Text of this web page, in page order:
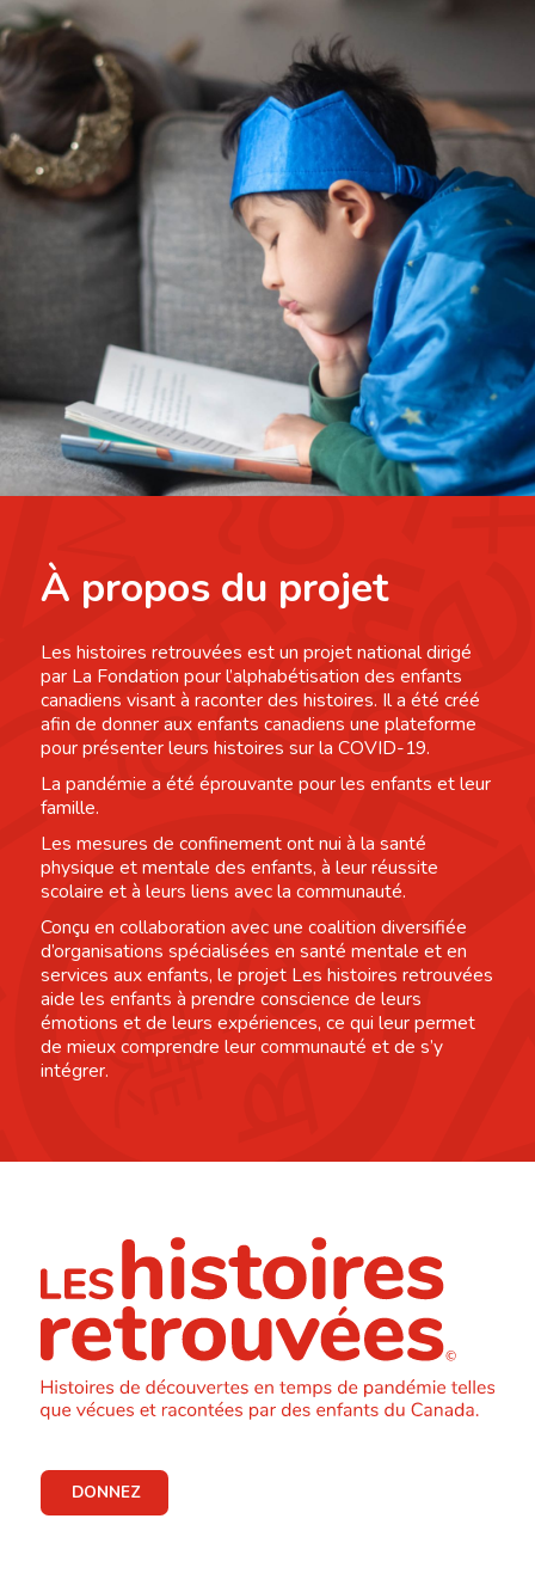
À propos du projet
Les histoires retrouvées est un projet national dirigé
par La Fondation pour l’alphabétisation des enfants
canadiens visant à raconter des histoires. Il a été créé
afin de donner aux enfants canadiens une plateforme
pour présenter leurs histoires sur la COVID-19.
La pandémie a été éprouvante pour les enfants et leur
famille.
Les mesures de confinement ont nui à la santé
physique et mentale des enfants, à leur réussite
scolaire et à leurs liens avec la communauté.
Conçu en collaboration avec une coalition diversifiée
d’organisations spécialisées en santé mentale et en
services aux enfants, le projet Les histoires retrouvées
aide les enfants à prendre conscience de leurs
émotions et de leurs expériences, ce qui leur permet
de mieux comprendre leur communauté et de s’y
intégrer.
DONNEZ